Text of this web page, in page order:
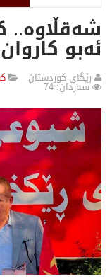
شەقڵاوە..
ئەبو
رێگای كوردستان
سەردان: 74